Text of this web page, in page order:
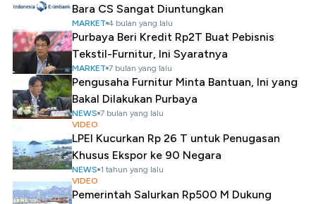
Bara CS Sangat Diuntungkan
MARKET 4 bulan yang lalu
Purbaya Beri Kredit Rp2T Buat Pebisnis
Tekstil-Furnitur, Ini Syaratnya
MARKET 7 bulan yang lalu
Pengusaha Furnitur Minta Bantuan, Ini yang
Bakal Dilakukan Purbaya
NEWS 7 bulan yang lalu
VIDEO
LPEI Kucurkan Rp 26 T untuk Penugasan
Khusus Ekspor ke 90 Negara
NEWS 1 tahun yang lalu
VIDEO
Pemerintah Salurkan Rp500 M Dukung